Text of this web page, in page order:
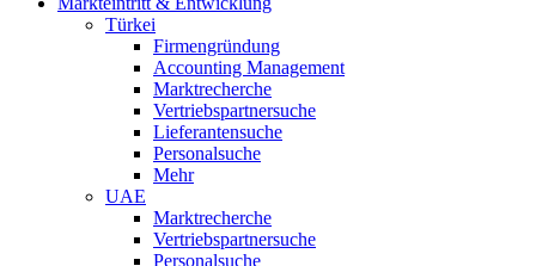
Türkei
Firmengründung
Accounting Management
Marktrecherche
Vertriebspartnersuche
Lieferantensuche
Personalsuche
Mehr
UAE
Marktrecherche
Vertriebspartnersuche
Personalsuche